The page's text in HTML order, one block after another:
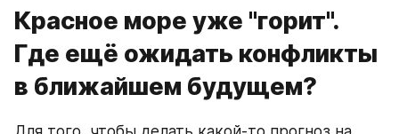
Красное море уже "горит".
Где ещё ожидать конфликты
в ближайшем будущем?